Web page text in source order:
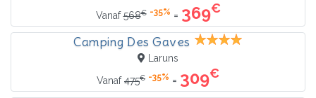
Vanaf568€ -35% = 369€
Camping Des Gaves
Laruns
Vanaf475€ -35% = 309€